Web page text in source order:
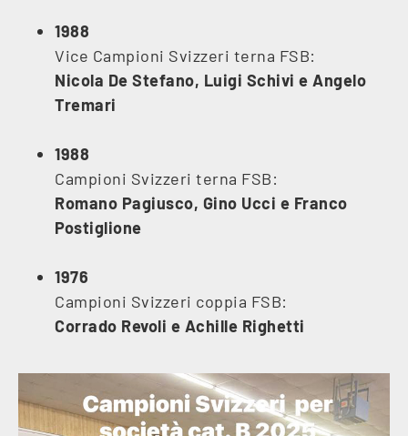
1988
Vice Campioni Svizzeri terna FSB:
Nicola De Stefano, Luigi Schivi e Angelo
Tremari
1988
Campioni Svizzeri terna FSB:
Romano Pagiusco, Gino Ucci e Franco
Postiglione
1976
Campioni Svizzeri coppia FSB:
Corrado Revoli e Achille Righetti